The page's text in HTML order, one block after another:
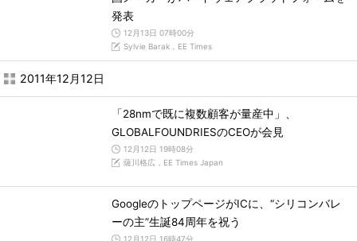
発表
12月13日 07時00分
Sylvie Barak，EE Times
2011年12月12日
「28nmで既に複数顧客が量産中」、
GLOBALFOUNDRIESのCEOが会見
12月12日 19時08分
薩川格広，EE Times Japan
GoogleのトップページがICに、“シリコンバレ
ーの主”生誕84周年を祝う
12月12日 16時47分